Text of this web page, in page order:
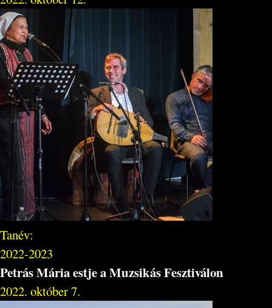
Tanév:
2022-2023
Petrás Mária estje a Muzsikás Fesztiválon
2022. október 7.